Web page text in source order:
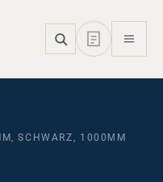
SCHWARZ, 1000ΜM